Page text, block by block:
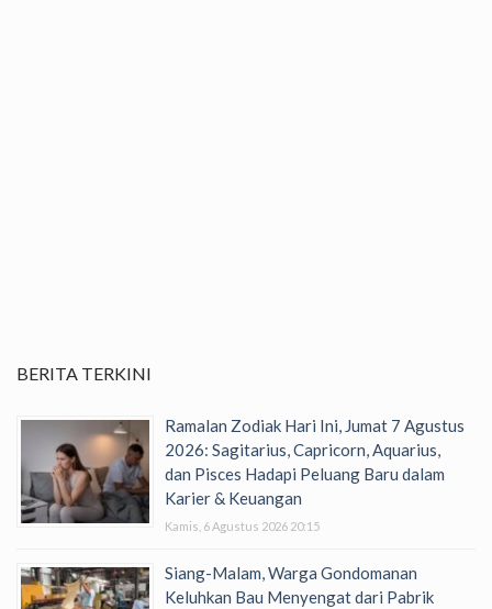
BERITA TERKINI
Ramalan Zodiak Hari Ini, Jumat 7 Agustus
2026: Sagitarius, Capricorn, Aquarius,
dan Pisces Hadapi Peluang Baru dalam
Karier & Keuangan
Kamis, 6 Agustus 2026 20:15
Siang-Malam, Warga Gondomanan
Keluhkan Bau Menyengat dari Pabrik